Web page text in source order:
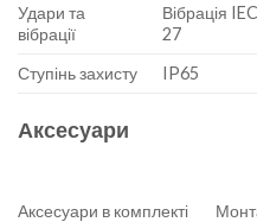
Удари та
вібрації
Вібрація
27
Ступінь захисту
IP65
Аксесуари
Аксесуари в комплекті